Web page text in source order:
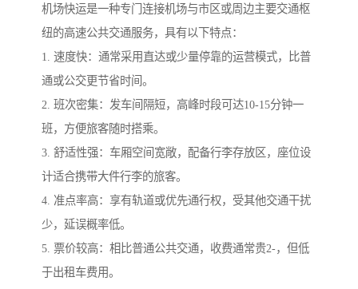
机场快运是一种专门连接机场与市区或周边主要交通枢
纽的高速公共交通服务，具有以下特点：
1. 速度快：通常采用直达或少量停靠的运营模式，比普
通或公交更节省时间。
2. 班次密集：发车间隔短，高峰时段可达10-15分钟一
班，方便旅客随时搭乘。
3. 舒适性强：车厢空间宽敞，配备行李存放区，座位设
计适合携带大件行李的旅客。
4. 准点率高：享有轨道或优先通行权，受其他交通干扰
少，延误概率低。
5. 票价较高：相比普通公共交通，收费通常贵2-，但低
于出租车费用。